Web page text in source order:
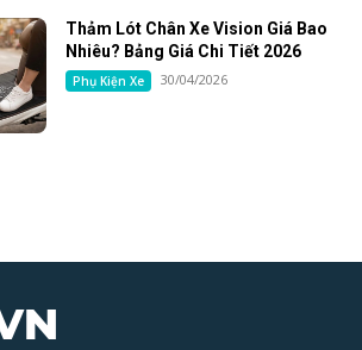
Thảm Lót Chân Xe Vision Giá Bao
Nhiêu? Bảng Giá Chi Tiết 2026
Phụ Kiện Xe 30/04/2026